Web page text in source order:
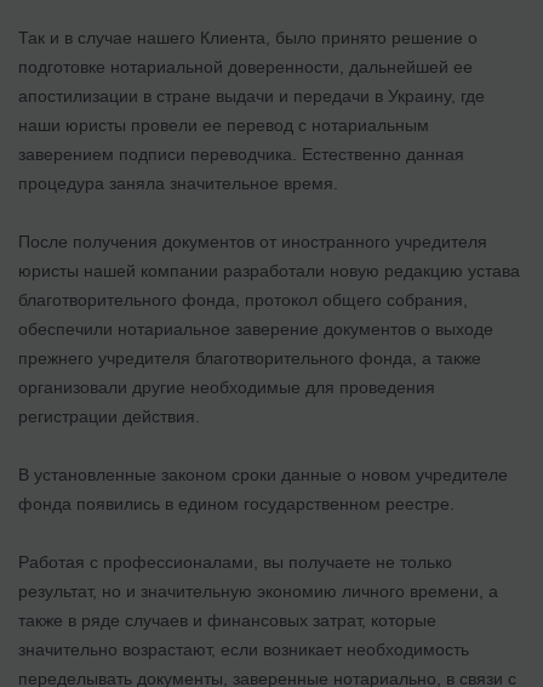
Так и в случае нашего Клиента, было принято решение о
подготовке нотариальной доверенности, дальнейшей ее
апостилизации в стране выдачи и передачи в Украину, где
наши юристы провели ее перевод с нотариальным
заверением подписи переводчика. Естественно данная
процедура заняла значительное время.
После получения документов от иностранного учредителя
юристы нашей компании разработали новую редакцию устава
благотворительного фонда, протокол общего собрания,
обеспечили нотариальное заверение документов о выходе
прежнего учредителя благотворительного фонда, а также
организовали другие необходимые для проведения
регистрации действия.
В установленные законом сроки данные о новом учредителе
фонда появились в едином государственном реестре.
Работая с профессионалами, вы получаете не только
результат, но и значительную экономию личного времени, а
также в ряде случаев и финансовых затрат, которые
значительно возрастают, если возникает необходимость
переделывать документы, заверенные нотариально, в связи с